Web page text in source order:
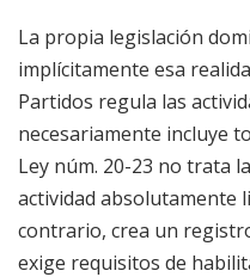
La propia legislación
implícitamente esa
Partidos regula las
necesariamente incluye
Ley núm. 20-23 no trata
actividad absolutamente
contrario, crea un
exige requisitos de